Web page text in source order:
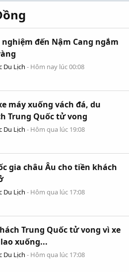
đến Nậm Cang ngắm
Du Lịch - Hôm nay lúc 00:08
máy xuống vách đá, du
Trung Quốc tử vong
Du Lịch - Hôm qua lúc 19:08
gia châu Âu cho tiền khách
Du Lịch - Hôm qua lúc 17:08
Trung Quốc tử vong vì xe
xuống...
Du Lịch - Hôm qua lúc 17:08